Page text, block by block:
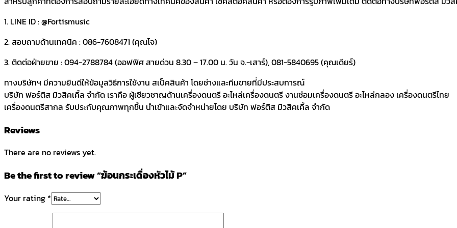
1. LINE ID : @Fortismusic
2. สอบถามด้านเทคนิค : 086-7608471 (คุณโจ)
3. ติดต่อฝ่ายขาย : 094-2788784 (ออฟฟิศ สายด่วน 8.30 – 17.00 น. วัน จ.-เสาร์), 081-5840695 (คุณเดียร์)
ทางบริษัทฯ มีความยินดีให้ข้อมูลวิธีการใช้งาน สเป็คสินค้า โดยช่างและทีมขายที่มีประสบการณ์
บริษัท ฟอร์ติส มิวสิคเคิ้ล จำกัด เราคือ ผู้เชียวชาญด้านเครื่องดนตรี อะไหล่เครื่องดนตรี งานซ่อมเครื่องดนตรี อะไหล่กลอง เครื่องดนตรีไทย
เครื่องดนตรีสากล รับประกับคุณภาพทุกชิ้น นำเข้าและจัดจำหน่ายโดย บริษัท ฟอร์ติส มิวสิคเคิ้ล จำกัด
Reviews
There are no reviews yet.
Be the first to review “ฆ้อนกระเดื่องหัวไม้ P”
Your rating *